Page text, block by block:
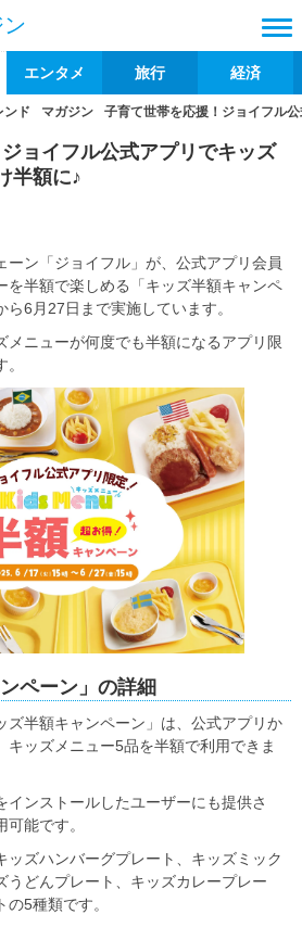
エンタメ 旅行 経済
ンド マガジン 子育て世帯を応援！ジョイフル
ョイフル公式アプリでキッズ
半額に♪
ーン「ジョイフル」が、公式アプリ会員
を半額で楽しめる「キッズ半額キャンペ
6月27日まで実施しています。
メニューが何度でも半額になるアプリ限
ペーン」の詳細
ズ半額キャンペーン」は、公式アプリか
キッズメニュー5品を半額で利用できま
インストールしたユーザーにも提供さ
能です。
ッズハンバーグプレート、キッズミック
うどんプレート、キッズカレープレー
の5種類です。